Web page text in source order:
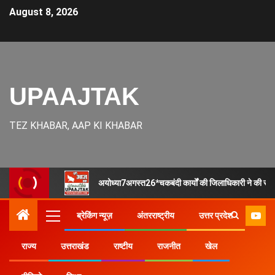
August 8, 2026
UPAAJTAK
TEZ KHABAR, AAP KI KHABAR
अयोध्या7अगस्त26*चकबंदी कार्यों की जिलाधिकारी ने की
ब्रेकिंग न्यूज़ अंतरराष्ट्रीय उत्तर प्रदेश
राज्य उत्तराखंड राष्टीय राजनीत खेल